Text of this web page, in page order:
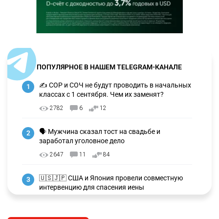
ПОПУЛЯРНОЕ В НАШЕМ TELEGRAM-КАНАЛЕ
1
✍️ СОР и СОЧ не будут проводить в начальных
классах с 1 сентября. Чем их заменят?
2782 6 12
2
🗣 Мужчина сказал тост на свадьбе и
заработал уголовное дело
2647 11 84
3
🇺🇸🇯🇵 США и Япония провели совместную
интервенцию для спасения иены